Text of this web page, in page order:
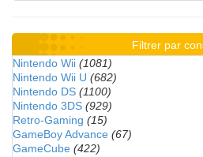
Filtrer par
Nintendo Wii (1081)
Nintendo Wii U (682)
Nintendo DS (1100)
Nintendo 3DS (929)
Retro-Gaming (15)
GameBoy Advance (67)
GameCube (422)